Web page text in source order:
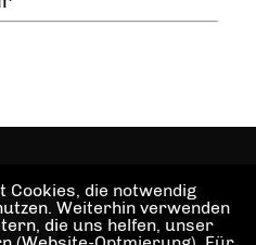
Homepage des CDU
Ortsverbandes
Cookies, die notwendig
Weiterhin verwenden
die uns helfen, unser